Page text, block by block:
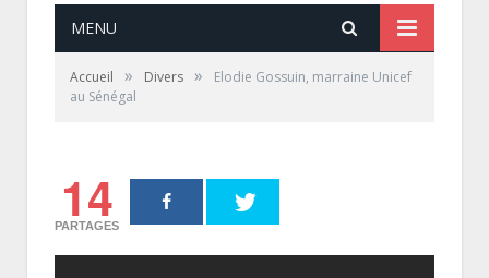
MENU
Accueil » Divers »
Elodie Gossuin, marraine Unicef
au Sénégal
14
PARTAGES